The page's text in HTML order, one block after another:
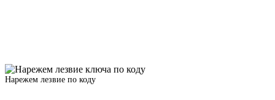
Нарежем лезвие по коду